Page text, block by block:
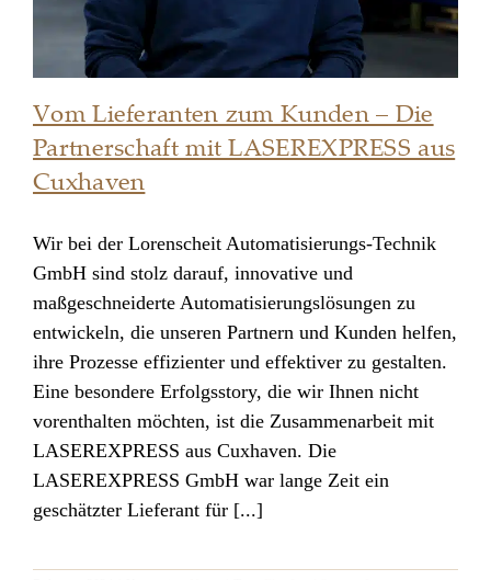
Vom Lieferanten zum Kunden – Die
Partnerschaft mit LASEREXPRESS aus
Cuxhaven
Vom Lieferanten zum Kunden – Die
Partnerschaft mit LASEREXPRESS aus
Cuxhaven
Wir bei der Lorenscheit Automatisierungs-Technik
GmbH sind stolz darauf, innovative und
maßgeschneiderte Automatisierungslösungen zu
entwickeln, die unseren Partnern und Kunden helfen,
ihre Prozesse effizienter und effektiver zu gestalten.
Eine besondere Erfolgsstory, die wir Ihnen nicht
vorenthalten möchten, ist die Zusammenarbeit mit
LASEREXPRESS aus Cuxhaven. Die
LASEREXPRESS GmbH war lange Zeit ein
geschätzter Lieferant für [...]